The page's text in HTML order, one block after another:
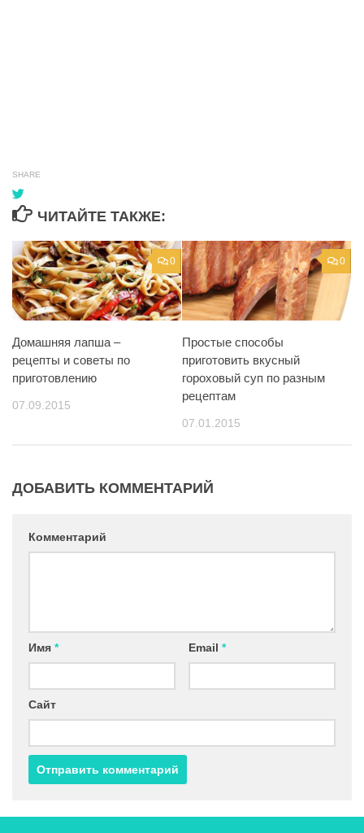
SHARE
ЧИТАЙТЕ ТАКЖЕ:
0
Домашняя лапша –
рецепты и советы по
приготовлению
07.09.2015
0
Простые способы
приготовить вкусный
гороховый суп по разным
рецептам
07.01.2015
ДОБАВИТЬ КОММЕНТАРИЙ
Комментарий
Имя * Email *
Сайт